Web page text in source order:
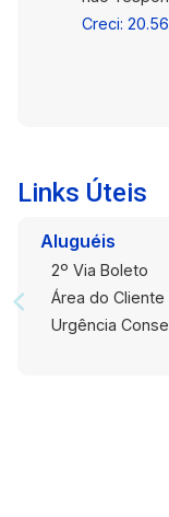
Creci:
Links Úteis
Aluguéis
2º Via Boleto
Área do Cliente
Urgência